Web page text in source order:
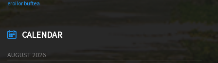
eroilor buftea
CALENDAR
AUGUST 2026